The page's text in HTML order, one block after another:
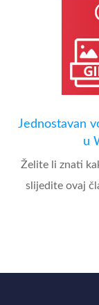
Jednostavan
u
Želite li znati
slijedite ovaj